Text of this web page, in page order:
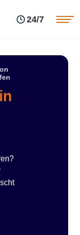
24/7